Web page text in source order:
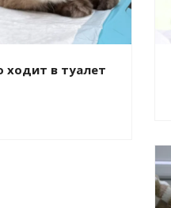
ходит в туалет